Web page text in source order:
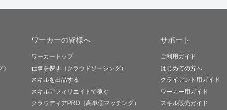
ワーカーの皆様へ
ワーカートップ
仕事を探す（クラウドソーシング）
スキルを出品する
スキルアフィリエイトで稼ぐ
クラウディアPRO（高単価マッチング）
サポート
ご利用ガイド
はじめての方へ
クライアント用ガイド
ワーカー用ガイド
スキル販売ガイド